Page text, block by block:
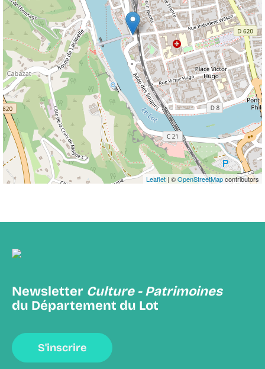
Leaflet | ©OpenStreetMapcontributors
Newsletter Culture - Patrimoines
du Département du Lot
S'inscrire